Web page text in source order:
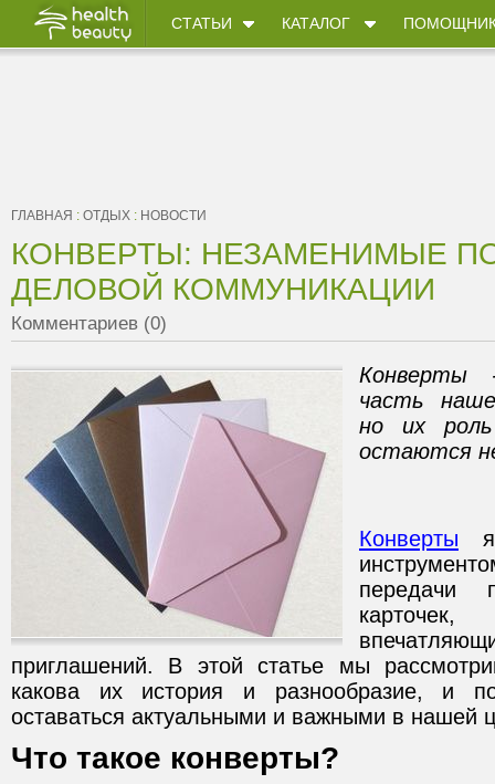
СТАТЬИ КАТАЛОГ
ГЛАВНАЯ : ОТДЫХ : НОВОСТИ
КОНВЕРТЫ: НЕЗАМЕНИМЫЕ
ДЕЛОВОЙ КОММУНИКАЦИИ
Комментариев (0)
Конверты
часть
но их
остаются
Конверты
передачи
приглашений. В этой статье мы
какова их история и разнообразие, и
оставаться актуальными и важными в нашей
Что такое конверты?